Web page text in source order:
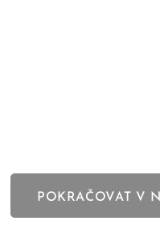
POKRAČOVAT V